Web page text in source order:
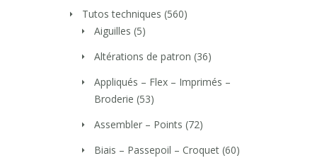
Tutos techniques (560)
Aiguilles (5)
Altérations de patron (36)
Appliqués – Flex – Imprimés –
Broderie (53)
Assembler – Points (72)
Biais – Passepoil – Croquet (60)